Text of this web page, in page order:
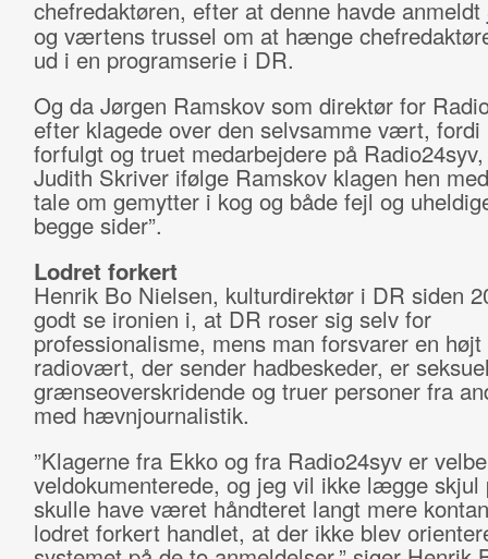
chefredaktøren, efter at denne havde anmeldt
og værtens trussel om at hænge
ud i en programserie i DR.
Og da Jørgen Ramskov som direktør for
efter klagede over den selvsamme vært, fordi
forfulgt og truet medarbejdere på
Judith Skriver ifølge Ramskov klagen hen
tale om gemytter i kog og både fejl og
begge sider”.
Lodret forkert
Henrik Bo Nielsen, kulturdirektør i DR siden
godt se ironien i, at DR roser sig selv for
professionalisme, mens man forsvarer en
radiovært, der sender hadbeskeder, er
grænseoverskridende og truer personer fra
med hævnjournalistik.
”Klagerne fra Ekko og fra Radio24syv er
veldokumenterede, og jeg vil ikke lægge skjul
skulle have været håndteret langt mere
lodret forkert handlet, at der ikke blev